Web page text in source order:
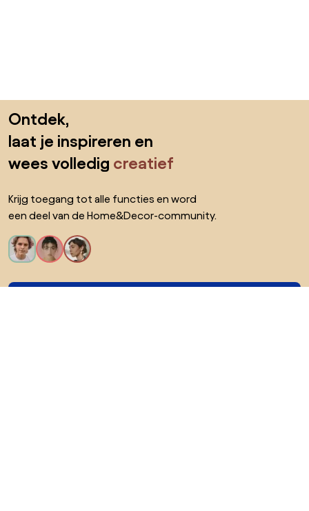
Ontdek,
laat je inspireren en
wees volledig creatief
Krijg toegang tot alle functies en word
een deel van de Home&Decor-community.